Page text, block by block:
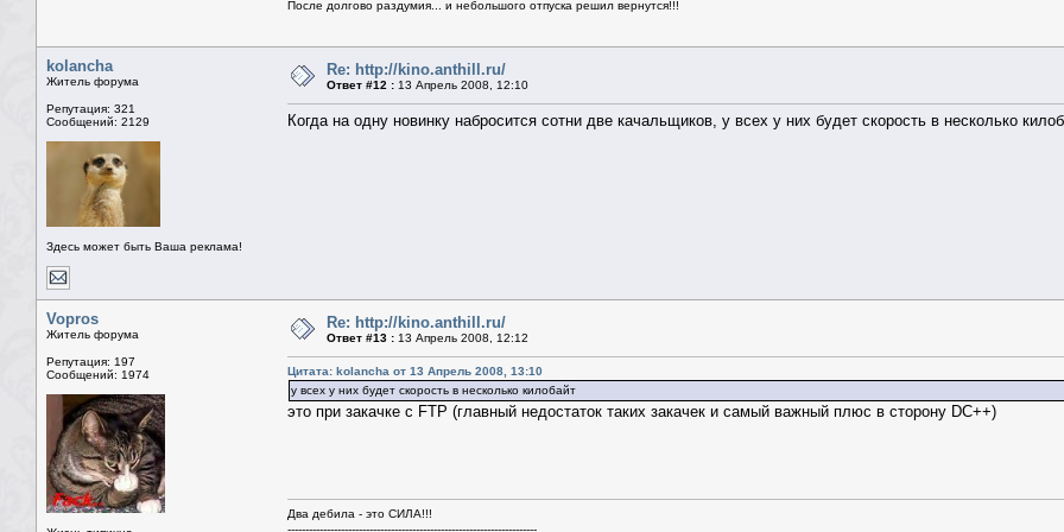
После долгово раздумия... и небольшого отпуска решил вернутся!!!
kolancha
Житель форума
Репутация: 321
Сообщений: 2129
Здесь может быть Ваша реклама!
Re: http://kino.anthill.ru/
Ответ #12 : 13 Апрель 2008, 12:10
Когда на одну новинку набросится сотни две качальщиков, у всех у них будет скорость в несколько
Vopros
Житель форума
Репутация: 197
Сообщений: 1974
Re: http://kino.anthill.ru/
Ответ #13 : 13 Апрель 2008, 12:12
Цитата: kolancha от 13 Апрель 2008, 13:10
у всех у них будет скорость в несколько килобайт
это при закачке с FTP (главный недостаток таких закачек и самый важный плюс в сторону DC++)
Два дебила - это СИЛА!!!
----------------------------------------------------------------------